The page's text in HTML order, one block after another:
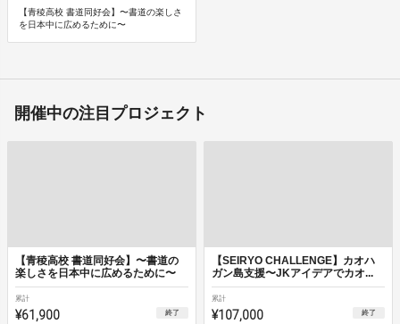
【青稜高校 書道同好会】〜書道の楽しさ
を日本中に広めるために〜
開催中の注目プロジェクト
【青稜高校 書道同好会】〜書道の
楽しさを日本中に広めるために〜
累計
¥61,900 終了
【SEIRYO CHALLENGE】カオハ
ガン島支援〜JKアイデアでカオ...
累計
¥107,000 終了